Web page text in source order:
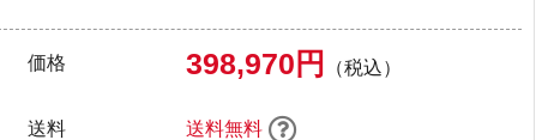
価格 398,970円 （税込）
送料 送料無料